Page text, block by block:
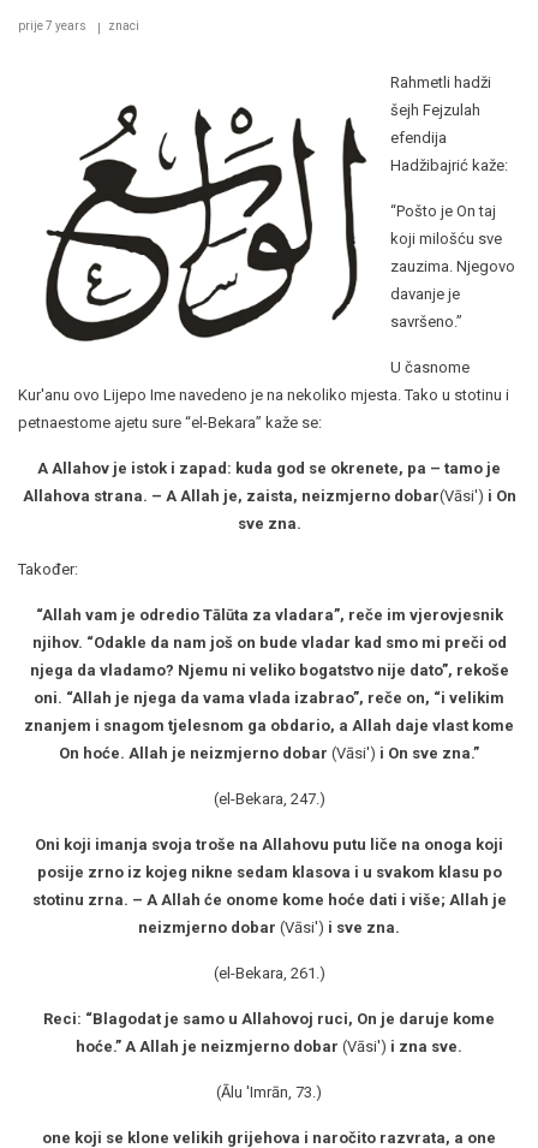
prije 7 years znaci
Rahmetli hadži
šejh Fejzulah
efendija
Hadžibajrić kaže:
“Pošto je On taj
koji milošću sve
zauzima. Njegovo
davanje je
savršeno.”
U časnome
Kur'anu ovo Lijepo Ime navedeno je na nekoliko mjesta. Tako u stotinu i
petnaestome ajetu sure “el-Bekara” kaže se:
A Allahov je istok i zapad: kuda god se okrenete, pa – tamo je
Allahova strana. – A Allah je, zaista, neizmjerno dobar(Vāsi') i On
sve zna.
Također:
“Allah vam je odredio Tālūta za vladara”, reče im vjerovjesnik
njihov. “Odakle da nam još on bude vladar kad smo mi preči od
njega da vladamo? Njemu ni veliko bogatstvo nije dato”, rekoše
oni. “Allah je njega da vama vlada izabrao”, reče on, “i velikim
znanjem i snagom tjelesnom ga obdario, a Allah daje vlast kome
On hoće. Allah je neizmjerno dobar (Vāsi') i On sve zna.”
(el-Bekara, 247.)
Oni koji imanja svoja troše na Allahovu putu liče na onoga koji
posije zrno iz kojeg nikne sedam klasova i u svakom klasu po
stotinu zrna. – A Allah će onome kome hoće dati i više; Allah je
neizmjerno dobar (Vāsi') i sve zna.
(el-Bekara, 261.)
Reci: “Blagodat je samo u Allahovoj ruci, On je daruje kome
hoće.” A Allah je neizmjerno dobar (Vāsi') i zna sve.
(Ālu 'Imrān, 73.)
one koji se klone velikih grijehova i naročito razvrata, a one